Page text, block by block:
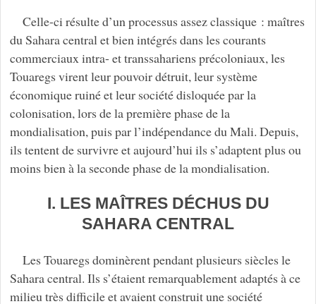
Celle-ci résulte d’un processus assez classique : maîtres
du Sahara central et bien intégrés dans les courants
commerciaux intra- et transsahariens précoloniaux, les
Touaregs virent leur pouvoir détruit, leur système
économique ruiné et leur société disloquée par la
colonisation, lors de la première phase de la
mondialisation, puis par l’indépendance du Mali. Depuis,
ils tentent de survivre et aujourd’hui ils s’adaptent plus ou
moins bien à la seconde phase de la mondialisation.
I. LES MAÎTRES DÉCHUS DU
SAHARA CENTRAL
Les Touaregs dominèrent pendant plusieurs siècles le
Sahara central. Ils s’étaient remarquablement adaptés à ce
milieu très difficile et avaient construit une société